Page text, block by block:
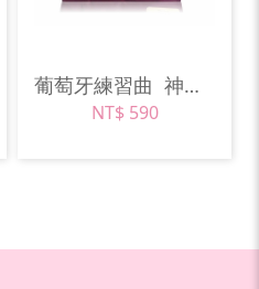
葡萄牙練習曲 神秘紫
NT$ 590